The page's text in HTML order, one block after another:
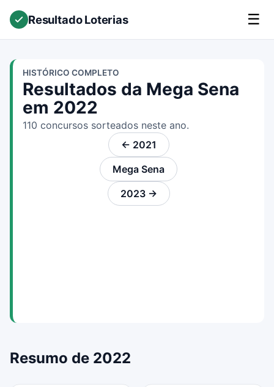
Resultado Loterias ☰
HISTÓRICO COMPLETO
Resultados da Mega Sena
em 2022
110 concursos sorteados neste ano.
← 2021
Mega Sena
2023 →
Resumo de 2022